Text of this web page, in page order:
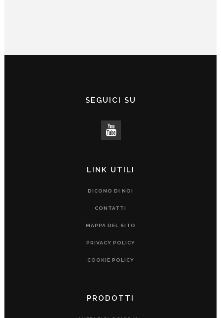
SEGUICI SU
LINK UTILI
DICONO DI NOI
CONTATTI
MAPPA DEL SITO
PRIVACY POLICY
COOKIE POLICY
PRODOTTI